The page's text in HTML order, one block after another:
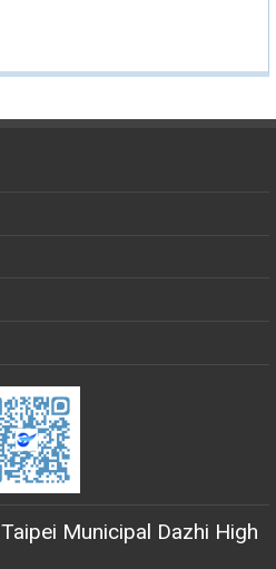
Taipei Municipal Dazhi High